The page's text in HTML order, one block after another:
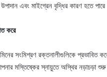
এবং মাইগ্রেন বৃদ্ধির কারণ হতে
করে
সংমিশ্রণ রক্তনালীগুলিকে প্রভাবিত
মস্তিষ্কের স্নায়ুতে অস্থির নড়াচড়া